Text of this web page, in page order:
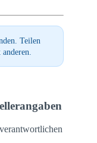
Teilen